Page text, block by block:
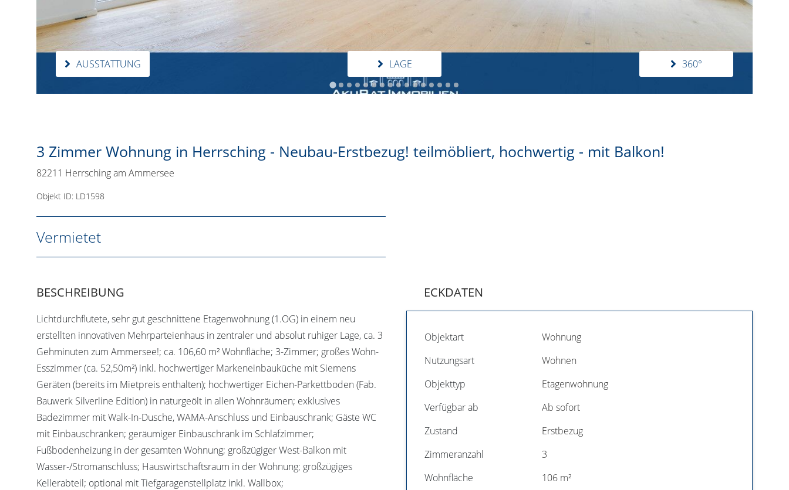
AUSSTATTUNG LAGE 360°
3 Zimmer Wohnung in Herrsching - Neubau-Erstbezug! teilmöbliert, hochwertig - mit Balkon!
82211 Herrsching am Ammersee
Objekt ID: LD1598
Vermietet
BESCHREIBUNG
Lichtdurchflutete, sehr gut geschnittene Etagenwohnung (1.OG) in einem neu
erstellten innovativen Mehrparteienhaus in zentraler und absolut ruhiger Lage, ca. 3
Gehminuten zum Ammersee!; ca. 106,60 m² Wohnfläche; 3-Zimmer; großes Wohn-
Esszimmer (ca. 52,50m²) inkl. hochwertiger Markeneinbauküche mit Siemens
Geräten (bereits im Mietpreis enthalten); hochwertiger Eichen-Parkettboden (Fab.
Bauwerk Silverline Edition) in naturgeölt in allen Wohnräumen; exklusives
Badezimmer mit Walk-In-Dusche, WAMA-Anschluss und Einbauschrank; Gäste WC
mit Einbauschränken; geräumiger Einbauschrank im Schlafzimmer;
Fußbodenheizung in der gesamten Wohnung; großzügiger West-Balkon mit
Wasser-/Stromanschluss; Hauswirtschaftsraum in der Wohnung; großzügiges
Kellerabteil; optional mit Tiefgaragenstellplatz inkl. Wallbox;
ECKDATEN
Objektart
Wohnung
Nutzungsart
Wohnen
Objekttyp
Etagenwohnung
Verfügbar ab
Ab sofort
Zustand
Erstbezug
Zimmeranzahl
3
Wohnfläche
106 m²